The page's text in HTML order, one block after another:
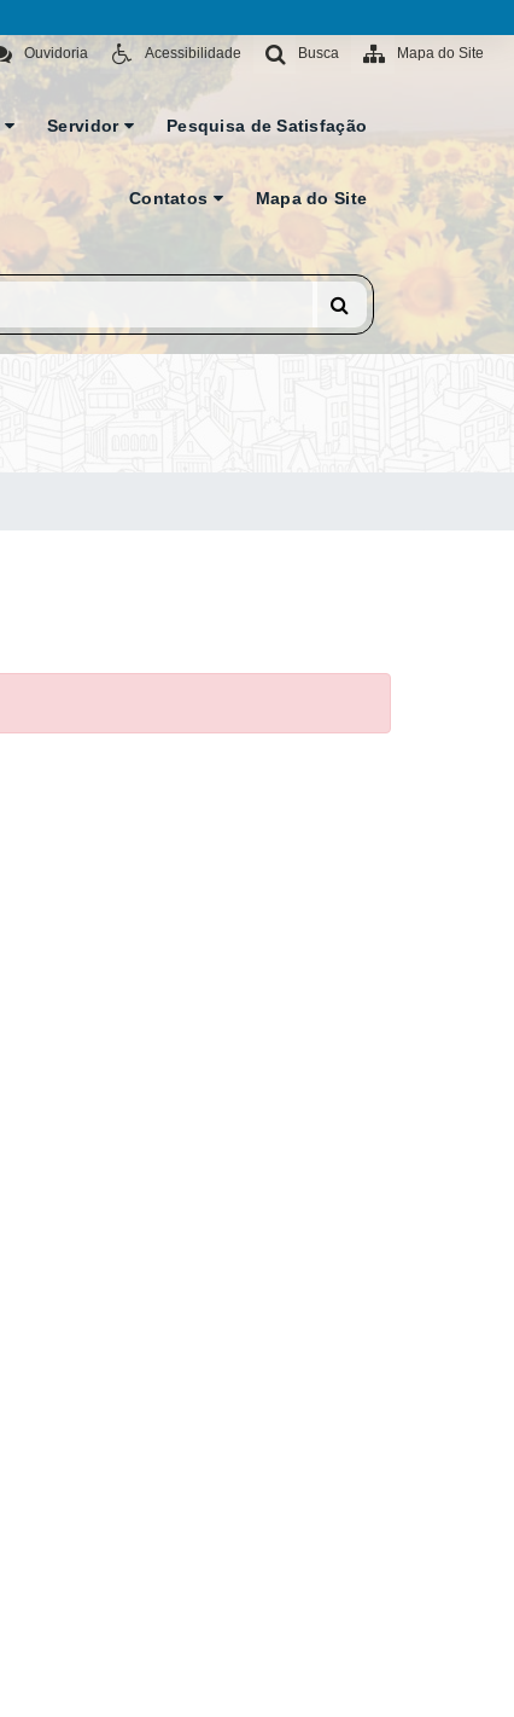
Mapa do Site
Busca
Acessibilidade
Ouvidoria
Servidor Pesquisa de Satisfação
Contatos Mapa do Site